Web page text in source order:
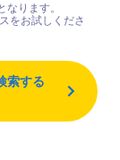
ります。
をお試しくださ
索する